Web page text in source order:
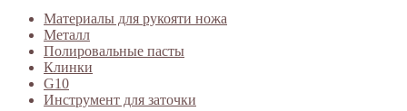
Материалы для рукояти ножа
Металл
Полировальные пасты
Клинки
G10
Инструмент для заточки